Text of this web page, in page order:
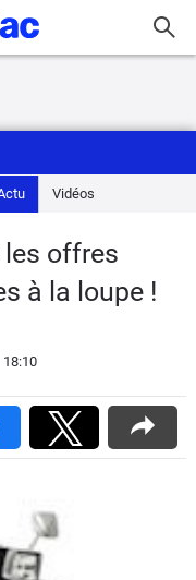
Vidéos
les offres
à la loupe !
18:10